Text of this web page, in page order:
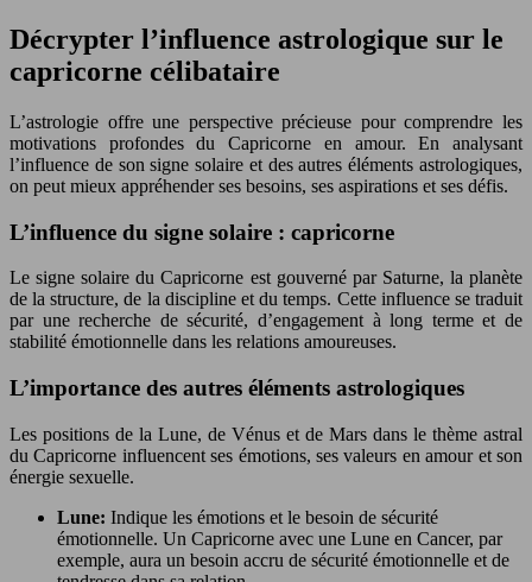
Décrypter l’influence astrologique sur le
capricorne célibataire
L’astrologie offre une perspective précieuse pour comprendre les
motivations profondes du Capricorne en amour. En analysant
l’influence de son signe solaire et des autres éléments astrologiques,
on peut mieux appréhender ses besoins, ses aspirations et ses défis.
L’influence du signe solaire : capricorne
Le signe solaire du Capricorne est gouverné par Saturne, la planète
de la structure, de la discipline et du temps. Cette influence se traduit
par une recherche de sécurité, d’engagement à long terme et de
stabilité émotionnelle dans les relations amoureuses.
L’importance des autres éléments astrologiques
Les positions de la Lune, de Vénus et de Mars dans le thème astral
du Capricorne influencent ses émotions, ses valeurs en amour et son
énergie sexuelle.
Lune: Indique les émotions et le besoin de sécurité
émotionnelle. Un Capricorne avec une Lune en Cancer, par
exemple, aura un besoin accru de sécurité émotionnelle et de